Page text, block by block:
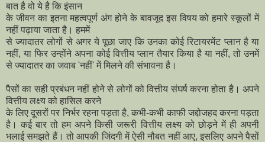
बात है वो ये है कि इंसान
के जीवन का इतना महत्वपूर्ण अंग होने के बावजूद इस विषय को हमारे स्कूलों में
नहीं पढ़ाया जाता है। हममें
से ज्यादातर लोगों से अगर ये पूछा जाए कि उनका कोई रिटायरमेंट प्लान है या
नहीं, या फिर उन्होंने अपना कोई वित्तीय प्लान तैयार किया है या नहीं, तो उनमें
से ज्यादातर का जवाब 'नहीं' में मिलने की संभावना है।
पैसों का सही प्रबंधन नहीं होने से लोगों को वित्तीय संघर्ष करना होता है। अपने
वित्तीय लक्ष्य को हासिल करने
के लिए दूसरों पर निर्भर रहना पड़ता है, कभी-कभी काफी जद्दोजहद करना पड़ता
है। कई बार तो हम अपने किसी जरूरी वित्तीय लक्ष्य को छोड़ने में ही अपनी
भलाई समझते हैं। तो आपकी जिंदगी में ऐसी नौबत नहीं आए, इसलिए अपने पैसों